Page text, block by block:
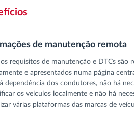
de manutenção remota
os requisitos de manutenção e DTCs são
e apresentados numa página
dependência dos condutores, não há
os veículos localmente e não há
várias plataformas das marcas de